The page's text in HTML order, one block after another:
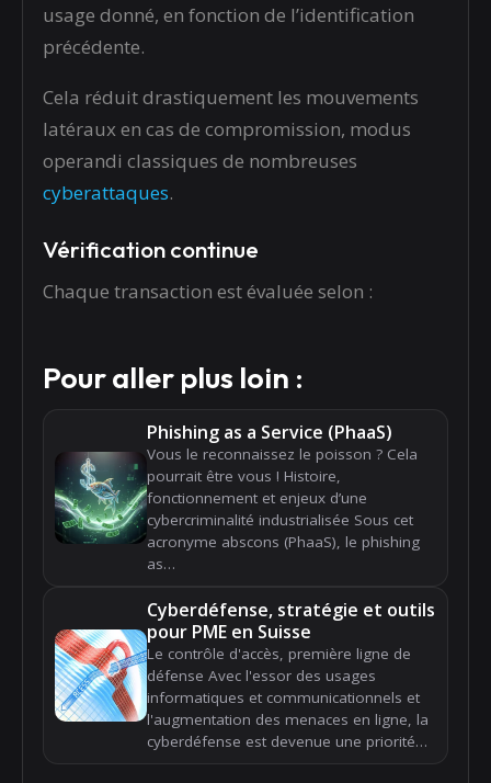
usage donné, en fonction de l’identification
précédente.
Cela réduit drastiquement les mouvements
latéraux en cas de compromission, modus
operandi classiques de nombreuses
cyberattaques.
Vérification continue
Chaque transaction est évaluée selon :
Pour aller plus loin :
Phishing as a Service (PhaaS)
Vous le reconnaissez le poisson ? Cela
pourrait être vous ! Histoire,
fonctionnement et enjeux d’une
cybercriminalité industrialisée Sous cet
acronyme abscons (PhaaS), le phishing
as…
Cyberdéfense, stratégie et outils
pour PME en Suisse
Le contrôle d'accès, première ligne de
défense Avec l'essor des usages
informatiques et communicationnels et
l'augmentation des menaces en ligne, la
cyberdéfense est devenue une priorité…